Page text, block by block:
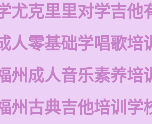
尤克里里对学吉他
人零基础学唱歌培
州成人音乐素养培
州古典吉他培训学